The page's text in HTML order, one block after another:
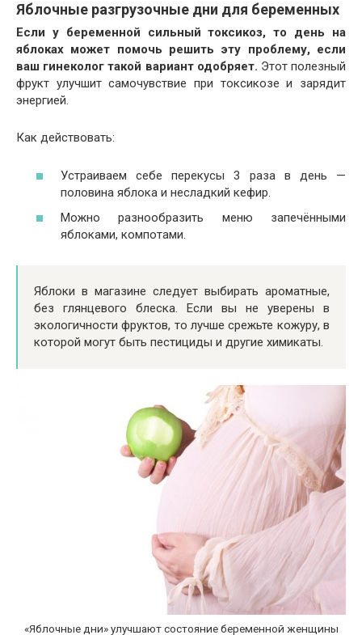
Яблочные разгрузочные дни для беременных
Если у беременной сильный токсикоз, то день на
яблоках может помочь решить эту проблему, если
ваш гинеколог такой вариант одобряет. Этот полезный
фрукт улучшит самочувствие при токсикозе и зарядит
энергией.
Как действовать:
Устраиваем себе перекусы 3 раза в день —
половина яблока и несладкий кефир.
Можно разнообразить меню запечёнными
яблоками, компотами.
Яблоки в магазине следует выбирать ароматные,
без глянцевого блеска. Если вы не уверены в
экологичности фруктов, то лучше срежьте кожуру, в
которой могут быть пестициды и другие химикаты.
«Яблочные дни» улучшают состояние беременной женщины